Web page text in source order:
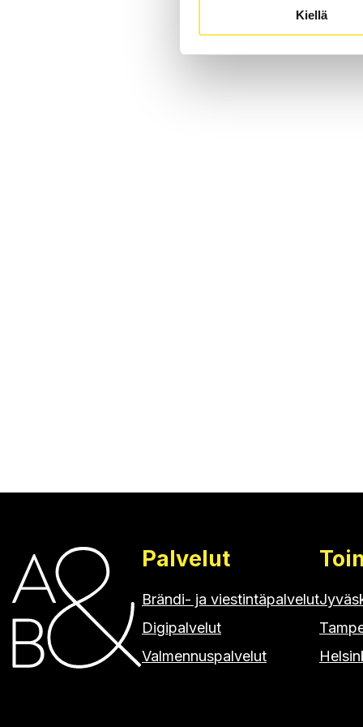
Kiellä
Palvelut
Brändi- ja viestintäpalvelut
Digipalvelut
Valmennuspalvelut